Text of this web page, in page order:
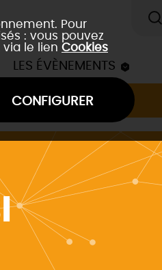
Pour
: vous pouvez
le lien Cookies
CONFIGURER
LES ÉVÈNEMENTS